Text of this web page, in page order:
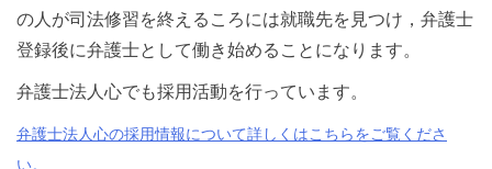
の人が司法修習を終えるころには就職先を見つけ，弁護士
登録後に弁護士として働き始めることになります。
弁護士法人心でも採用活動を行っています。
弁護士法人心の採用情報について詳しくはこちらをご覧くださ
い。